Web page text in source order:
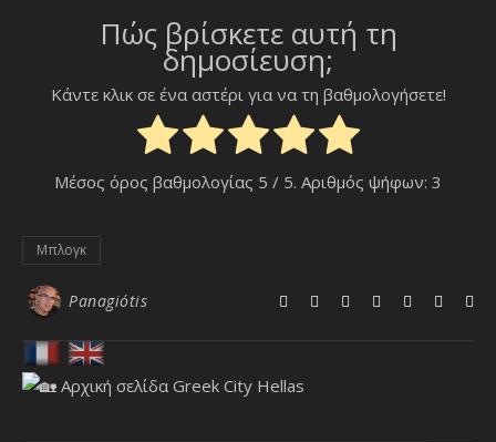
Πώς βρίσκετε αυτή τη
δημοσίευση;
Κάντε κλικ σε ένα αστέρι για να τη βαθμολογήσετε!
Μέσος όρος βαθμολογίας 5 / 5. Αριθμός ψήφων: 3
Μπλογκ
Panagiótis